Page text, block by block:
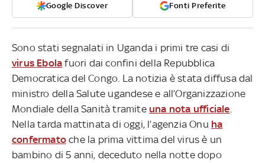
Google Discover Fonti Preferite
Sono stati segnalati in Uganda i primi tre casi di
virus Ebola fuori dai confini della Repubblica
Democratica del Congo. La notizia è stata diffusa dal
ministro della Salute ugandese e all’Organizzazione
Mondiale della Sanità tramite una nota ufficiale
Nella tarda mattinata di oggi, l’agenzia Onu ha
confermato che la prima vittima del virus è un
bambino di 5 anni, deceduto nella notte dopo